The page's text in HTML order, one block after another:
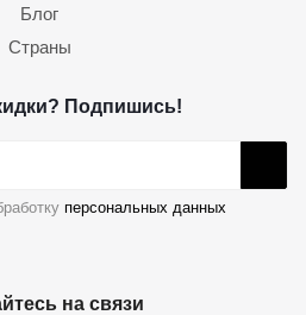
Блог
Страны
Подпишись!
персональных данных
на связи